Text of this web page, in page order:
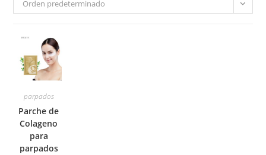
Orden predeterminado
parpados
Parche de
Colageno
para
parpados